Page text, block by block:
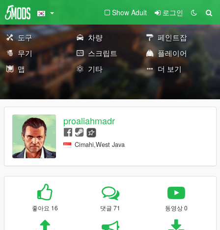
Show Adult 로그인
도구 차량
페인트잡
무기
스크립트
플레이어
맵
기타 더 보기
proaliahmadr
Cimahi,West Java
좋아요 16 댓글 71 동영상 0